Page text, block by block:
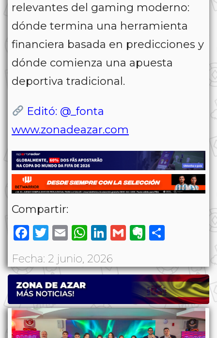
relevantes del gaming moderno:
dónde termina una herramienta
financiera basada en predicciones y
dónde comienza una apuesta
deportiva tradicional.
Editó: @_fonta
www.zonadeazar.com
Compartir:
Facebook
Twitter
EmailWhatsApp
LinkedIn
GmailEvernote
Fecha: 2 junio, 2026